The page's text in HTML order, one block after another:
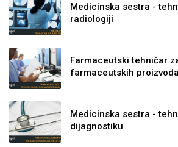
Medicinska sestra -
radiologiji
Farmaceutski tehničar
farmaceutskih proizvoda
Medicinska sestra -
dijagnostiku